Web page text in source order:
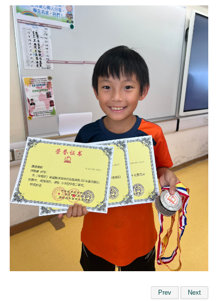
Prev Next